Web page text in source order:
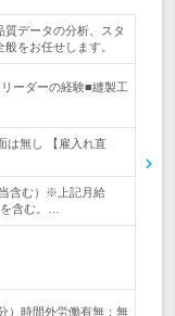
データの分析、スタ
をお任せします。
ーダーの経験■縫製工
は無し 【雇入れ直
含む）※上記月給
含む。…
）時間外労働有無：無